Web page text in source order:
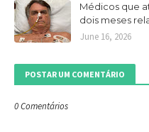
Médicos que
dois meses
June 16, 2026
POSTAR UM COMENTÁRIO
0 Comentários